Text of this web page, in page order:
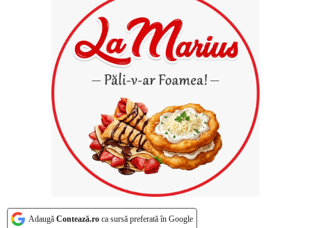
Adaugă Contează.ro ca sursă preferată în Google